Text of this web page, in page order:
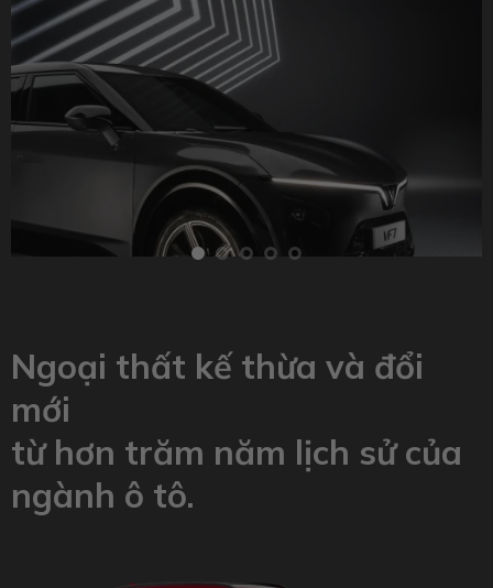
Ngoại thất kế thừa và đổi
mới
từ hơn trăm năm lịch sử của
ngành ô tô.